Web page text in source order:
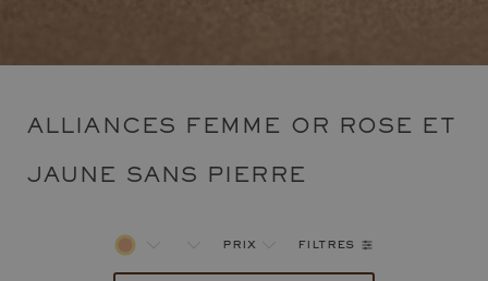
ALLIANCES FEMME OR ROSE ET
JAUNE SANS PIERRE
prix filtres